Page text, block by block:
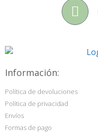
Información:
Política de devoluciones
Política de privacidad
Envíos
Formas de pago